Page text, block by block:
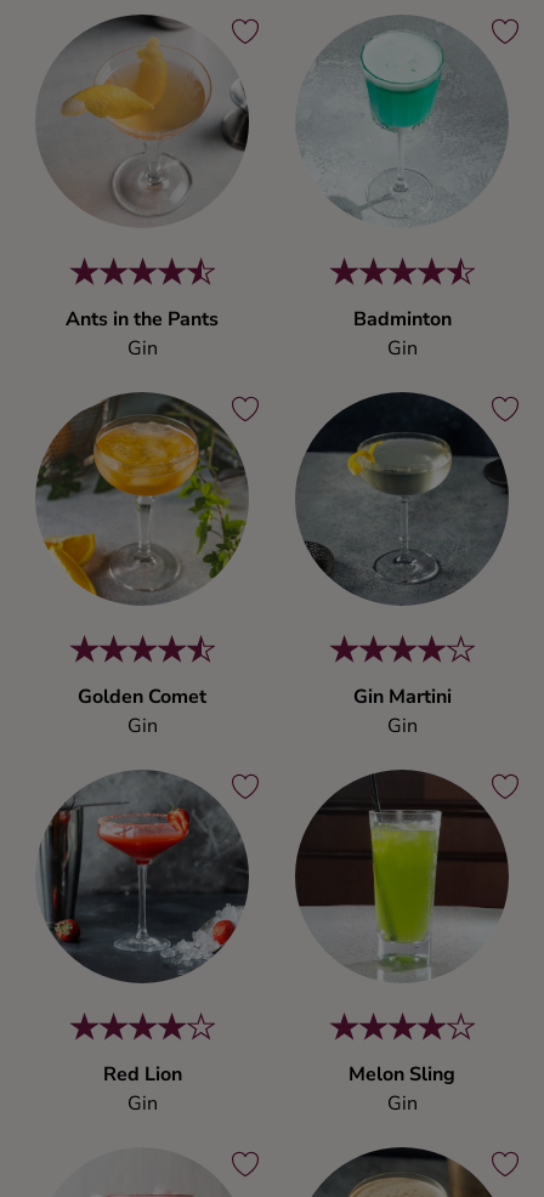
Ants in the Pants
Gin
Badminton
Gin
Golden Comet
Gin
Gin Martini
Gin
Red Lion
Gin
Melon Sling
Gin